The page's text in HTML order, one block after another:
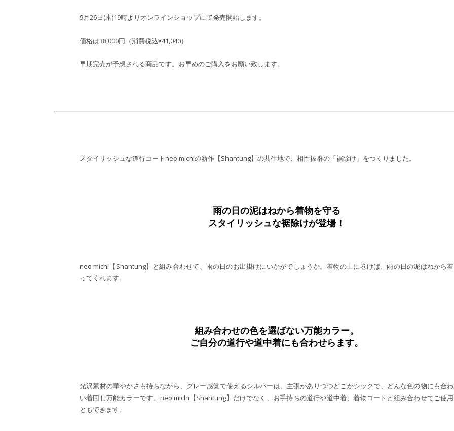
9月26日(木)19時よりオンラインショップにて発売開始します。
価格は38,000円（消費税込¥41,040）
早期完売が予想される商品です。お早めのご購入をお願い致します。
スタイリッシュな道行コートneo michiの新作【Shantung】の共生地で、相性抜群の「裾除け」をつくりました。
雨の日の泥はねから着物を守る
スタイリッシュな裾除けが登場！
neo michi【Shantung】と組み合わせて、雨の日のお出掛けにいかがでしょうか。着物の上に巻けば、雨の日の泥はねから
ってくれます。
組み合わせの色を選ばない万能カラー。
ご自分の道行や道中着にも合わせらます。
光沢素材の華やかさも持ちながら、グレー感覚で使えるシルバーは、主張がありつつどこかシックで、どんな色の物にも合
い着回し万能カラーです。neo michi【Shantung】だけでなく、お手持ちの道行や道中着、着物コートと組み合わせてご使
ともできます。